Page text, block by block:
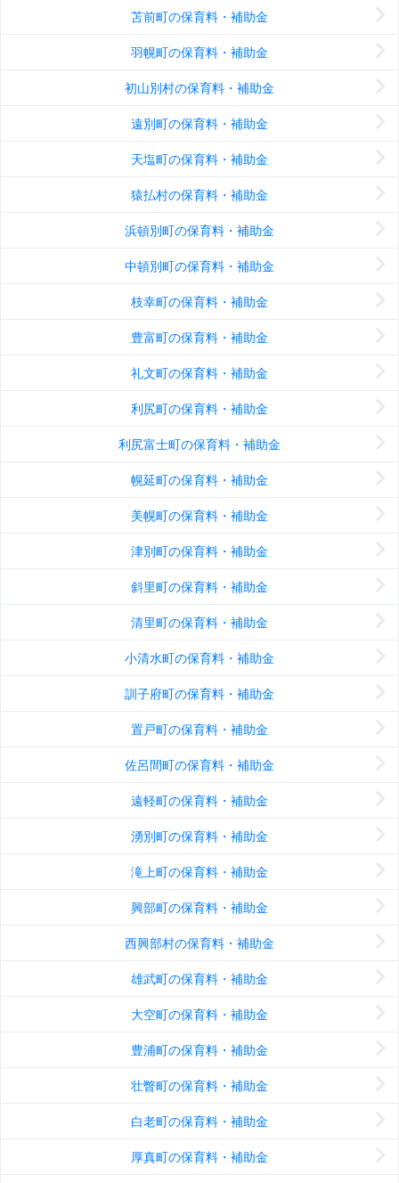
苫前町の保育料・補助金
羽幌町の保育料・補助金
初山別村の保育料・補助金
遠別町の保育料・補助金
天塩町の保育料・補助金
猿払村の保育料・補助金
浜頓別町の保育料・補助金
中頓別町の保育料・補助金
枝幸町の保育料・補助金
豊富町の保育料・補助金
礼文町の保育料・補助金
利尻町の保育料・補助金
利尻富士町の保育料・補助金
幌延町の保育料・補助金
美幌町の保育料・補助金
津別町の保育料・補助金
斜里町の保育料・補助金
清里町の保育料・補助金
小清水町の保育料・補助金
訓子府町の保育料・補助金
置戸町の保育料・補助金
佐呂間町の保育料・補助金
遠軽町の保育料・補助金
湧別町の保育料・補助金
滝上町の保育料・補助金
興部町の保育料・補助金
西興部村の保育料・補助金
雄武町の保育料・補助金
大空町の保育料・補助金
豊浦町の保育料・補助金
壮瞥町の保育料・補助金
白老町の保育料・補助金
厚真町の保育料・補助金